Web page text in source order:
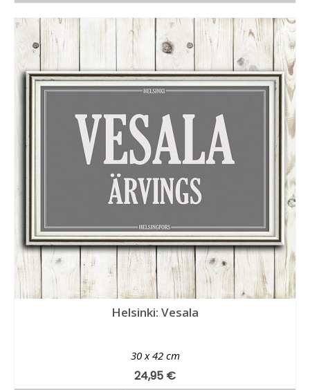
Helsinki: Vesala
30 x 42 cm
24,95 €